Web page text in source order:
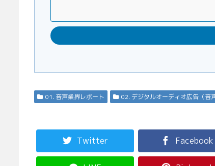
01. 音声業界レポート 02. デジタルオーディオ広告（音
Twitter Facebook